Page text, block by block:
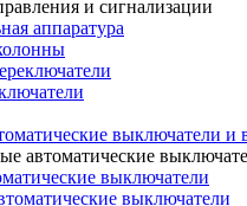
и сигнализации
аппаратура
выключатели и
автоматические
выключатели
выключатели